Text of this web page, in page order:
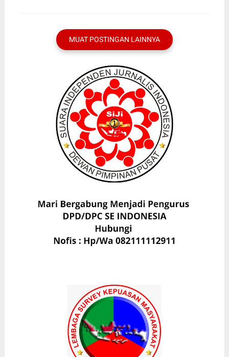
MUAT POSTINGAN LAINNYA